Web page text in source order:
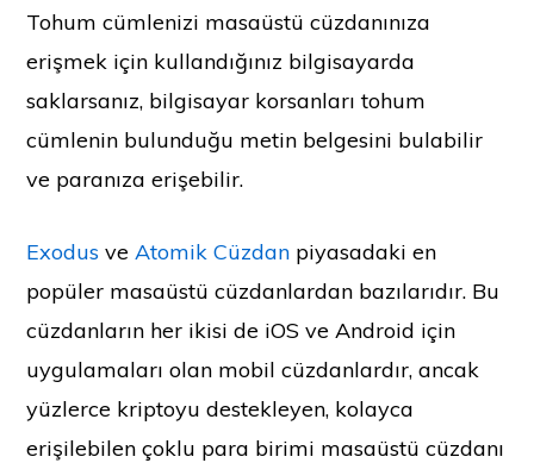
Tohum cümlenizi masaüstü cüzdanınıza
erişmek için kullandığınız bilgisayarda
saklarsanız, bilgisayar korsanları tohum
cümlenin bulunduğu metin belgesini bulabilir
ve paranıza erişebilir.
Exodus veAtomik Cüzdan piyasadaki en
popüler masaüstü cüzdanlardan bazılarıdır. Bu
cüzdanların her ikisi de iOS ve Android için
uygulamaları olan mobil cüzdanlardır, ancak
yüzlerce kriptoyu destekleyen, kolayca
erişilebilen çoklu para birimi masaüstü cüzdanı